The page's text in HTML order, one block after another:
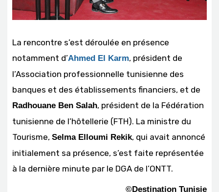
La rencontre s’est déroulée en présence
notamment d’Ahmed El Karm, président de
l’Association professionnelle tunisienne des
banques et des établissements financiers, et de
Radhouane Ben Salah, président de la Fédération
tunisienne de l’hôtellerie (FTH). La ministre du
Tourisme, Selma Elloumi Rekik, qui avait annoncé
initialement sa présence, s’est faite représentée
à la dernière minute par le DGA de l’ONTT.
©Destination Tunisie